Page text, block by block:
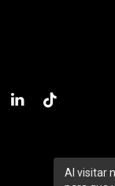
Al visitar